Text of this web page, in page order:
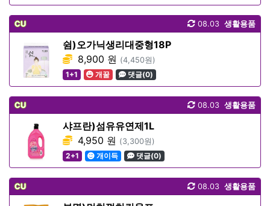
CU 생활용품
08.03
쉼)오가닉생리대중형18P
8,900 원 (4,450원)
1+1
개꿀 댓글(0)
CU 생활용품
08.03
샤프란)섬유유연제1L
4,950 원 (3,300원)
2+1
개이득 댓글(0)
CU 생활용품
08.03